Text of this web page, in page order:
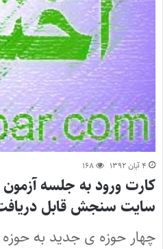
۴ آبان ۱۳۹۲ ۱۶۸
سایت سنجش قابل